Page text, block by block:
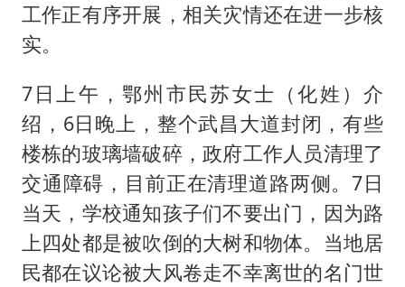
工作正有序开展，相关灾情还在进一步核
实。
7日上午，鄂州市民苏女士（化姓）介
绍，6日晚上，整个武昌大道封闭，有些
楼栋的玻璃墙破碎，政府工作人员清理了
交通障碍，目前正在清理道路两侧。7日
当天，学校通知孩子们不要出门，因为路
上四处都是被吹倒的大树和物体。当地居
民都在议论被大风卷走不幸离世的名门世